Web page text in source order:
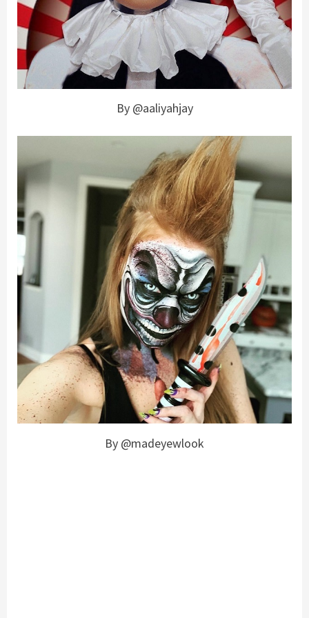
By @aaliyahjay
By @madeyewlook